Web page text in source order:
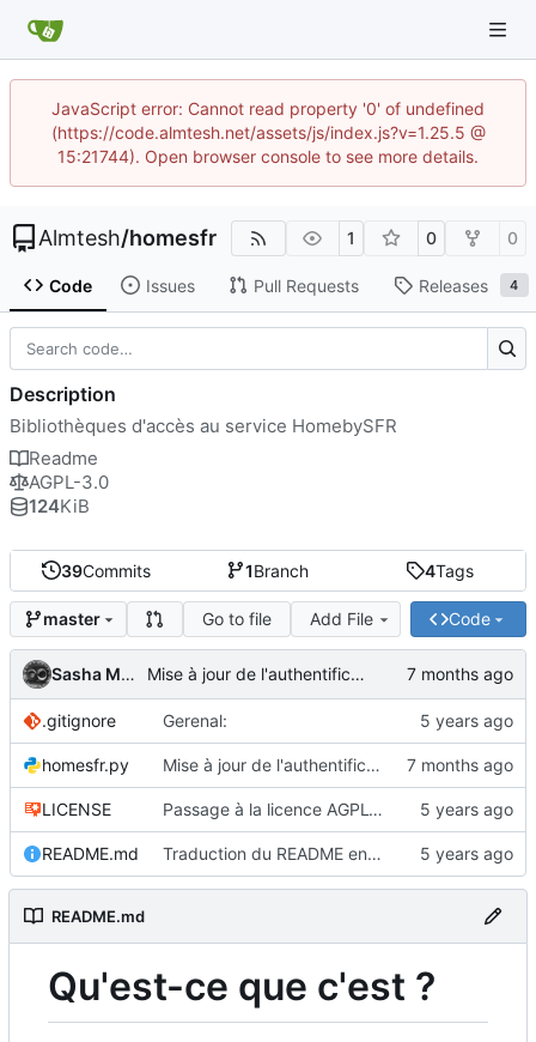
JavaScript error: Cannot read property '0' of undefined
(https://code.almtesh.net/assets/js/index.js?v=1.25.5 @
15:21744). Open browser console to see more details.
Almtesh/homesfr 1 0 0
Code Issues Pull Requests Releases 4
39Commits 1Branch 4Tags
master Go to file Add File Code
Sasha MOREL Mise à jour de l'authentification
.gitignore Gerenal:
homesfr.py Mise à jour de l'authentification
LICENSE Passage à la licence AGPL-3.0
README.md Traduction du README en français
README.md
Qu'est-ce que c'est ?
Description
Bibliothèques d'accès au service HomebySFR
Readme
AGPL-3.0
124KiB